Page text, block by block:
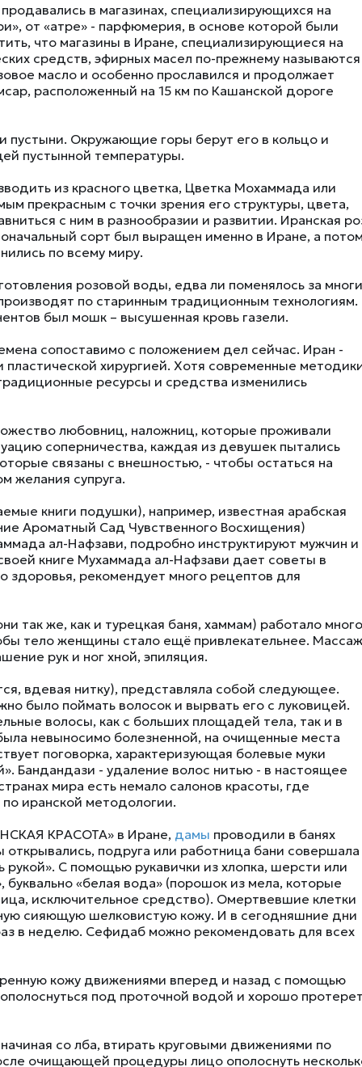
в магазинах, специализирующихся на
от «атре» - парфюмерия, в основе которой были
что магазины в Иране, специализирующиеся на
средств, эфирных масел по-прежнему называются
масло и особенно прославился и продолжает
расположенный на 15 км по Кашанской дороге
Окружающие горы берут его в кольцо и
пустынной температуры.
из красного цветка, Цветка Мохаммада или
прекрасным с точки зрения его структуры, цвета,
с ним в разнообразии и развитии. Иранская
сорт был выращен именно в Иране, а
по всему миру.
розовой воды, едва ли поменялось за
по старинным традиционным технологиям.
был мошк – высушенная кровь газели.
сопоставимо с положением дел сейчас. Иран -
пластической хирургией. Хотя современные
ресурсы и средства изменились
любовниц, наложниц, которые проживали
соперничества, каждая из девушек пытались
связаны с внешностью, - чтобы остаться на
желания супруга.
книги подушки), например, известная арабская
Ароматный Сад Чувственного Восхищения)
ал-Нафзави, подробно инструктируют мужчин и
книге Мухаммада ал-Нафзави дает советы в
здоровья, рекомендует много рецептов для
так же, как и турецкая баня, хаммам) работало много
тело женщины стало ещё привлекательнее.
рук и ног хной, эпиляция.
вдевая нитку), представляла собой следующее.
было поймать волосок и вырвать его с луковицей.
волосы, как с больших площадей тела, так и в
невыносимо болезненной, на очищенные места
поговорка, характеризующая болевые муки
Бандандази - удаление волос нитью - в настоящее
мира есть немало салонов красоты, где
иранской методологии.
КРАСОТА» в Иране, дамы проводили в банях
подруга или работница бани совершала
рукой». С помощью рукавички из хлопка, шерсти или
«белая вода» (порошок из мела, которые
исключительное средство). Омертвевшие клетки
сияющую шелковистую кожу. И в сегодняшние дни
в неделю. Сефидаб можно рекомендовать для всех
кожу движениями вперед и назад с помощью
под проточной водой и хорошо
со лба, втирать круговыми движениями по
очищающей процедуры лицо ополоснуть